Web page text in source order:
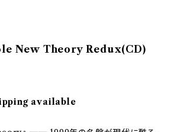
New Theory Redux(CD)
available